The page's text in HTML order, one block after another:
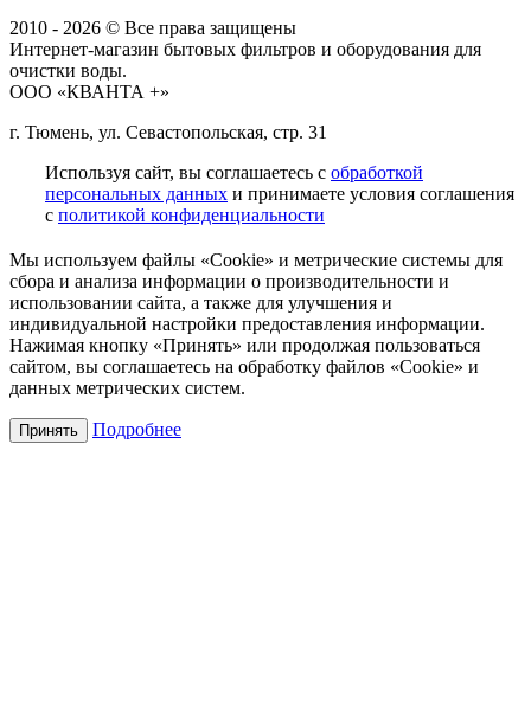
2010 - 2026 © Все права защищены
Интернет-магазин бытовых фильтров и оборудования для
очистки воды.
ООО «КВАНТА +»
г. Тюмень, ул. Севастопольская, стр. 31
Используя сайт, вы соглашаетесь с обработкой
персональных данных и принимаете условия соглашения
с политикой конфиденциальности
Мы используем файлы «Cookie» и метрические системы для
сбора и анализа информации о производительности и
использовании сайта, а также для улучшения и
индивидуальной настройки предоставления информации.
Нажимая кнопку «Принять» или продолжая пользоваться
сайтом, вы соглашаетесь на обработку файлов «Cookie» и
данных метрических систем.
Принять Подробнее